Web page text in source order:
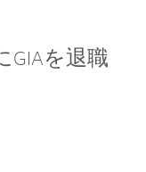
GIAを退職